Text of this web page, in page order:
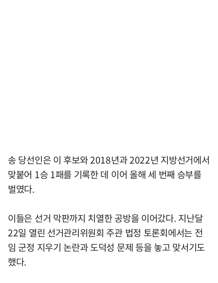
송 당선인은 이 후보와 2018년과 2022년 지방선거에서
맞붙어 1승 1패를 기록한 데 이어 올해 세 번째 승부를
벌였다.
이들은 선거 막판까지 치열한 공방을 이어갔다. 지난달
22일 열린 선거관리위원회 주관 법정 토론회에서는 전
임 군정 지우기 논란과 도덕성 문제 등을 놓고 맞서기도
했다.